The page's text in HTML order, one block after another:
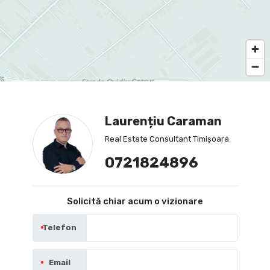
Laurențiu Caraman
Real Estate Consultant Timișoara
0721824896
Solicită chiar acum o vizionare
Telefon
Email